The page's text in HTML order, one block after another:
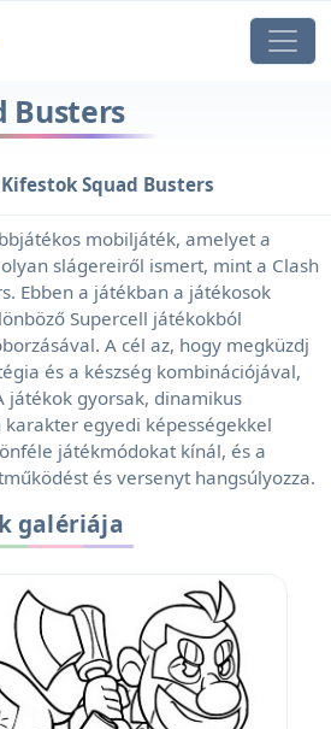
Busters
Kifestok Squad Busters
mobiljáték, amelyet a
slágereiről ismert, mint a Clash
Ebben a játékban a játékosok
Supercell játékokból
A cél az, hogy megküzdj
és a készség kombinációjával,
játékok gyorsak, dinamikus
egyedi képességekkel
játékmódokat kínál, és a
és versenyt hangsúlyozza.
galériája